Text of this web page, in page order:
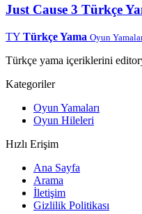
Just Cause 3 Türkçe
TY Türkçe Yama Oyun
Türkçe yama içeriklerini
Kategoriler
Oyun Yamaları
Oyun Hileleri
Hızlı Erişim
Ana Sayfa
Arama
İletişim
Gizlilik Politikası